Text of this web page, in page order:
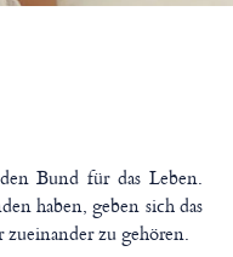
Bund für das Leben.
haben, geben sich das
zu gehören.